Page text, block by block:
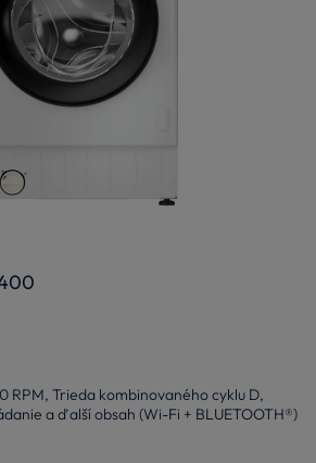
RPM, Trieda kombinovaného cyklu D,
a ďalší obsah (Wi-Fi + BLUETOOTH®)